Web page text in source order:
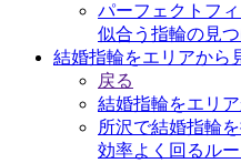
パーフェクトフ
似合う指輪の見
結婚指輪をエリアから
戻る
結婚指輪をエリ
所沢で結婚指輪
効率よく回るル